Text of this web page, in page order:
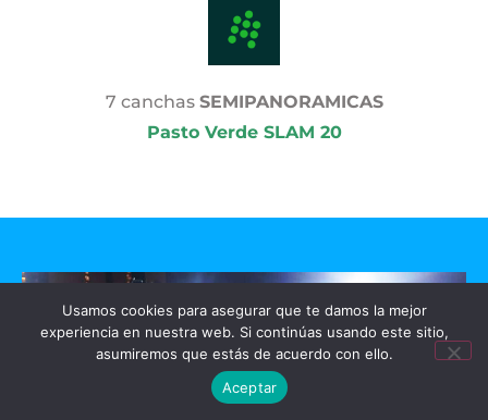
7 canchas SEMIPANORAMICAS
Pasto Verde SLAM 20
Usamos cookies para asegurar que te damos la mejor
experiencia en nuestra web. Si continúas usando este sitio,
asumiremos que estás de acuerdo con ello.
Aceptar